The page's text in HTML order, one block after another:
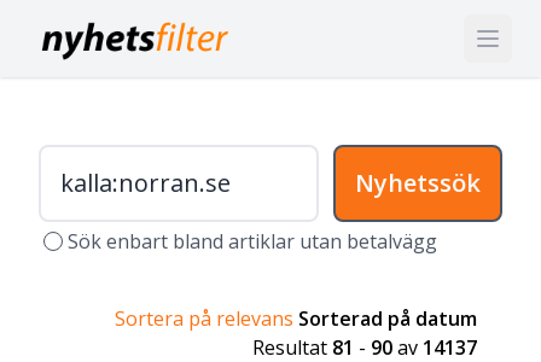
Nyhetssök
Sök enbart bland artiklar utan betalvägg
Sortera på relevans Sorterad på datum
Resultat 81 - 90av 14137